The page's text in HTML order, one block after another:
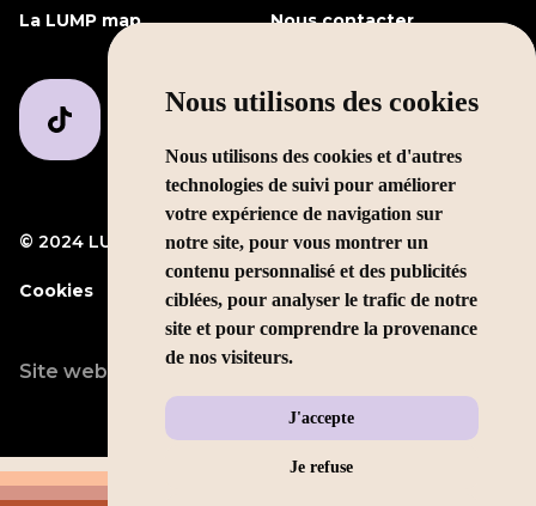
Nous utilisons des cookies
Nous utilisons des cookies et d'autres
technologies de suivi pour améliorer
votre expérience de navigation sur
notre site, pour vous montrer un
contenu personnalisé et des publicités
ciblées, pour analyser le trafic de notre
site et pour comprendre la provenance
de nos visiteurs.
J'accepte
Je refuse
La LUMP map Nous contacter
© 2024 LUMP Media Mentions légales
Cookies
Site web conçu par LEOLEO